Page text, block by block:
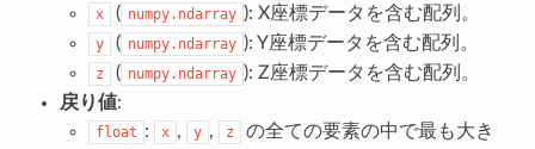
x ( numpy.ndarray ): X座標データを含む配列。
y ( numpy.ndarray ): Y座標データを含む配列。
z ( numpy.ndarray ): Z座標データを含む配列。
戻り値:
float : x , y , z
の全ての要素の中で最も大き